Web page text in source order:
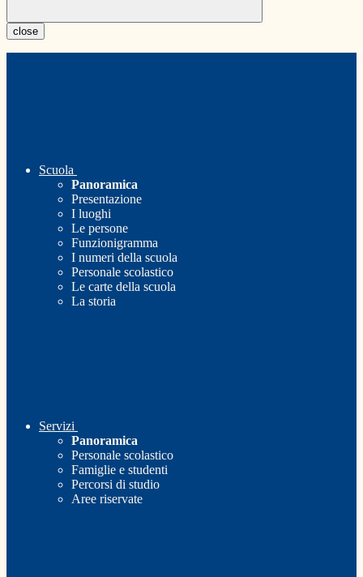
close
Scuola
Panoramica
Presentazione
I luoghi
Le persone
Funzionigramma
I numeri della scuola
Personale scolastico
Le carte della scuola
La storia
Servizi
Panoramica
Personale scolastico
Famiglie e studenti
Percorsi di studio
Aree riservate